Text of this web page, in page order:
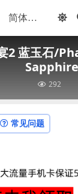
2 蓝玉石/
Sapphire
292
常见问题